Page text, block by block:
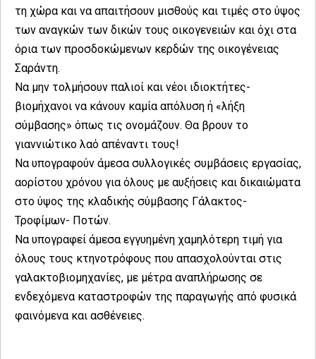
τη χώρα και να απαιτήσουν μισθούς και τιμές στο ύψος
των αναγκών των δικών τους οικογενειών και όχι στα
όρια των προσδοκώμενων κερδών της οικογένειας
Σαράντη.
Να μην τολμήσουν παλιοί και νέοι ιδιοκτήτες-
βιομήχανοι να κάνουν καμία απόλυση ή «λήξη
σύμβασης» όπως τις ονομάζουν. Θα βρουν το
γιαννιώτικο λαό απέναντι τους!
Να υπογραφούν άμεσα συλλογικές συμβάσεις εργασίας,
αορίστου χρόνου για όλους με αυξήσεις και δικαιώματα
στο ύψος της κλαδικής σύμβασης Γάλακτος-
Τροφίμων- Ποτών.
Να υπογραφεί άμεσα εγγυημένη χαμηλότερη τιμή για
όλους τους κτηνοτρόφους που απασχολούνται στις
γαλακτοβιομηχανίες, με μέτρα αναπλήρωσης σε
ενδεχόμενα καταστροφών της παραγωγής από φυσικά
φαινόμενα και ασθένειες.